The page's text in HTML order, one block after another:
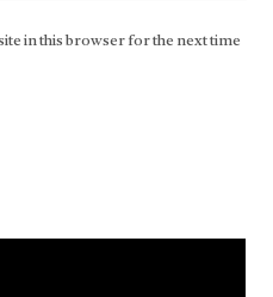
in this browser for the next time